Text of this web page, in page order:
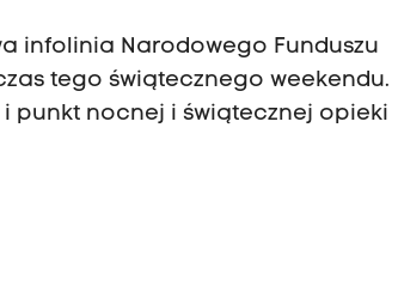
infolinia Narodowego Funduszu
tego świątecznego weekendu.
punkt nocnej i świątecznej opieki